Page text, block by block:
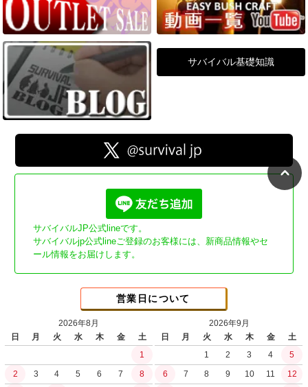
サバイバル基礎知識
サバイバルJP公式lineです。
サバイバルjp公式lineご登録のお客様には、新商品情報やセ
ール情報をお届けします。
営業日について
2026年8月
日
月 火 水 木 金
土
1
2
3 4 5 6 7 8
2026年9月
日
月 火 水 木 金
土
1
2 3 4
5
6
7 8 9 10 11 12